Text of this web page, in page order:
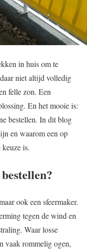
in huis om te
niet altijd volledig
felle zon. Een
En het mooie is:
bestellen. In dit blog
en waarom een op
is.
ook een sfeermaker.
tegen de wind en
Waar losse
vaak rommelig ogen,